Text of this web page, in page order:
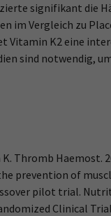
signifikant die
im Vergleich zu
Vitamin K2 eine
sind notwendig,
Thromb Haemost.
prevention of
pilot trial.
Clinical